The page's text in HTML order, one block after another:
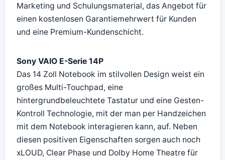
Marketing und Schulungsmaterial, das Angebot für
einen kostenlosen Garantiemehrwert für Kunden
und eine Premium-Kundenschicht.
Sony VAIO E-Serie 14P
Das 14 Zoll Notebook im stilvollen Design weist ein
großes Multi-Touchpad, eine
hintergrundbeleuchtete Tastatur und eine Gesten-
Kontroll Technologie, mit der man per Handzeichen
mit dem Notebook interagieren kann, auf. Neben
diesen positiven Eigenschaften sorgen auch noch
xLOUD, Clear Phase und Dolby Home Theatre für